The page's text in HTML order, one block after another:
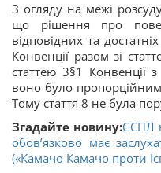
З огляду на межі
що рішення про
відповідних та
Конвенції разом зі
статтею 3§1
воно було пропорційним
Тому стаття 8 не була
Згадайте новину:ЄСПЛ
обов’язково має
(«Камачо Камачо проти